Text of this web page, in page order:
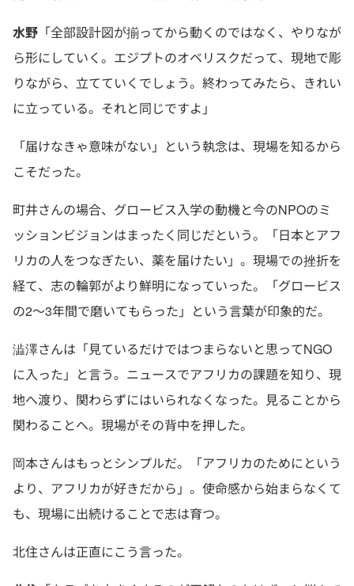
水野 「全部設計図が揃ってから動くのではなく、やりなが
ら形にしていく。エジプトのオベリスクだって、現地で彫
りながら、立てていくでしょう。終わってみたら、きれい
に立っている。それと同じですよ」
「届けなきゃ意味がない」という執念は、現場を知るから
こそだった。
町井さんの場合、グロービス入学の動機と今のNPOのミ
ッションビジョンはまったく同じだという。「日本とアフ
リカの人をつなぎたい、薬を届けたい」。現場での挫折を
経て、志の輪郭がより鮮明になっていった。「グロービス
の2〜3年間で磨いてもらった」という言葉が印象的だ。
澁澤さんは「見ているだけではつまらないと思ってNGO
に入った」と言う。ニュースでアフリカの課題を知り、現
地へ渡り、関わらずにはいられなくなった。見ることから
関わることへ。現場がその背中を押した。
岡本さんはもっとシンプルだ。「アフリカのためにという
より、アフリカが好きだから」。使命感から始まらなくて
も、現場に出続けることで志は育つ。
北住さんは正直にこう言った。